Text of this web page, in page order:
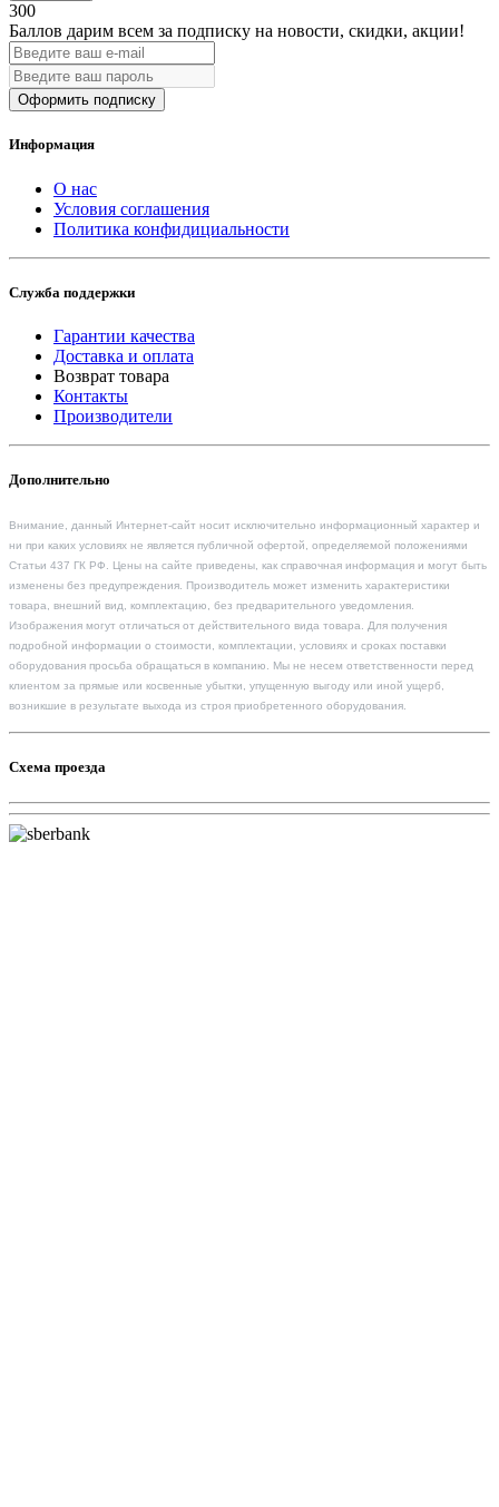
300
Баллов дарим всем за подписку на новости, скидки, акции!
Оформить подписку
Информация
О нас
Условия соглашения
Политика конфидициальности
Служба поддержки
Гарантии качества
Доставка и оплата
Возврат товара
Контакты
Производители
Дополнительно
Внимание, данный Интернет-сайт носит исключительно информационный характер и
ни при каких условиях не является публичной офертой, определяемой положениями
Статьи 437 ГК РФ. Цены на сайте приведены, как справочная информация и могут быть
изменены без предупреждения. Производитель может изменить характеристики
товара, внешний вид, комплектацию, без предварительного уведомления.
Изображения могут отличаться от действительного вида товара. Для получения
подробной информации о стоимости, комплектации, условиях и сроках поставки
оборудования просьба обращаться в компанию. Мы не несем ответственности перед
клиентом за прямые или косвенные убытки, упущенную выгоду или иной ущерб,
возникшие в результате выхода из строя приобретенного оборудования.
Схема проезда